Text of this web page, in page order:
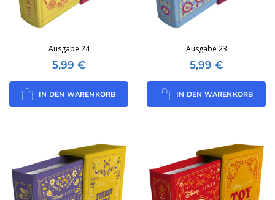
Ausgabe 24
5,99 €
IN DEN WARENKORB
Ausgabe 23
5,99 €
IN DEN WARENKORB